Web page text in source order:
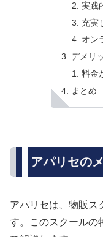
実践
充実
オン
デメリ
料金
まとめ
アパリセの
アパリセは、物販ス
す。このスクールの